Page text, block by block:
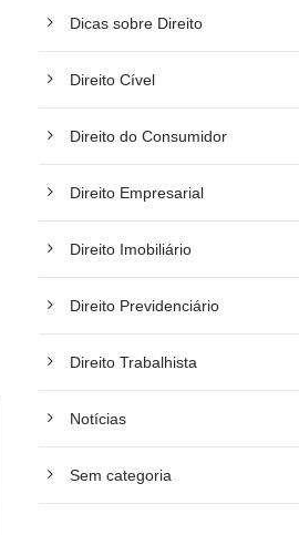
Dicas sobre Direito
Direito Cível
Direito do Consumidor
Direito Empresarial
Direito Imobiliário
Direito Previdenciário
Direito Trabalhista
Notícias
Sem categoria